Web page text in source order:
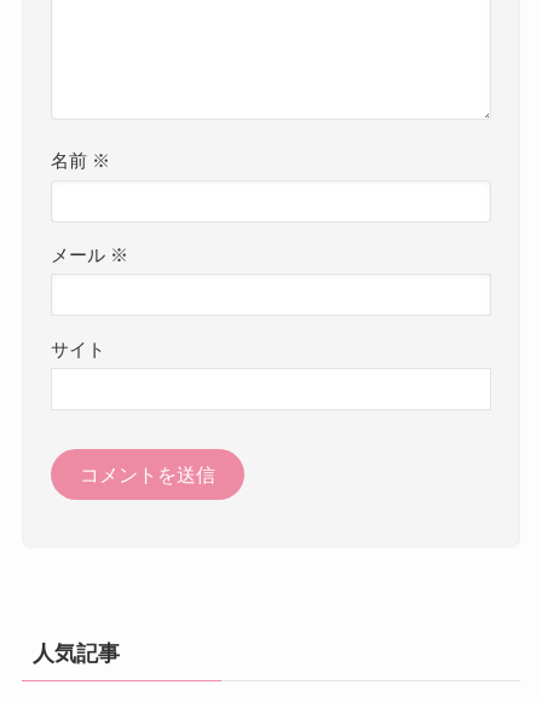
名前 ※
メール ※
サイト
人気記事